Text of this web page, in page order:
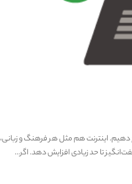
دهیم. اینترنت هم مثل هر فرهنگ و زبانی،
تا حد زیادی افزایش دهد. اگر...